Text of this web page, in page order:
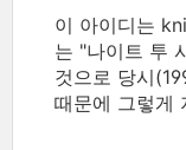
이 아이디는
는 "나이트 투
것으로 당시
때문에 그렇게